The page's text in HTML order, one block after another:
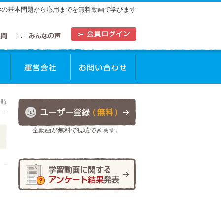
基本問題から応用までを無料動画で学びます
動画を使った学習方法運営会社 お問合せ
→
全動画が無料で視聴できます。